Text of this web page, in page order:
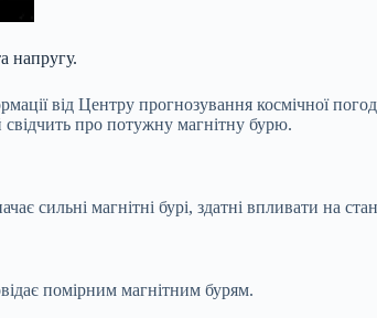
напругу.
від Центру прогнозування космічної
про потужну магнітну бурю.
сильні магнітні бурі, здатні впливати на
помірним магнітним бурям.